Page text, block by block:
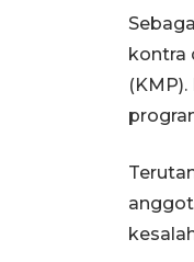
kontra